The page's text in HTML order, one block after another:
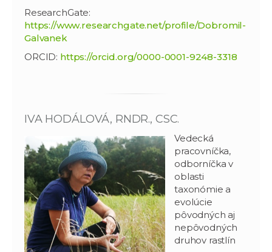
ResearchGate:
https://www.researchgate.net/profile/Dobromil-
Galvanek
ORCID: https://orcid.org/0000-0001-9248-3318
IVA HODÁLOVÁ, RNDR., CSC.
Vedecká
pracovníčka,
odborníčka v
oblasti
taxonómie a
evolúcie
pôvodných aj
nepôvodných
druhov rastlín